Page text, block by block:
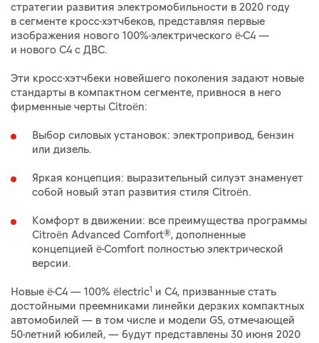
стратегии развития электромобильности в 2020 году
в сегменте кросс-хэтчбеков, представляя первые
изображения нового 100%-электрического ë-C4 —
и нового C4 с ДВС.
Эти кросс-хэтчбеки новейшего поколения задают новые
стандарты в компактном сегменте, привнося в него
фирменные черты Citroën:
Выбор силовых установок: электропривод, бензин
или дизель.
Яркая концепция: выразительный силуэт знаменует
собой новый этап развития стиля Citroën.
Комфорт в движении: все преимущества программы
Citroën Advanced Comfort®, дополненные
концепцией ë-Comfort полностью электрической
версии.
Новые ë-C4 — 100% ëlectric1
и C4, призванные стать
достойными преемниками линейки дерзких компактных
автомобилей — в том числе и модели GS, отмечающей
50-летний юбилей, — будут представлены 30 июня 2020